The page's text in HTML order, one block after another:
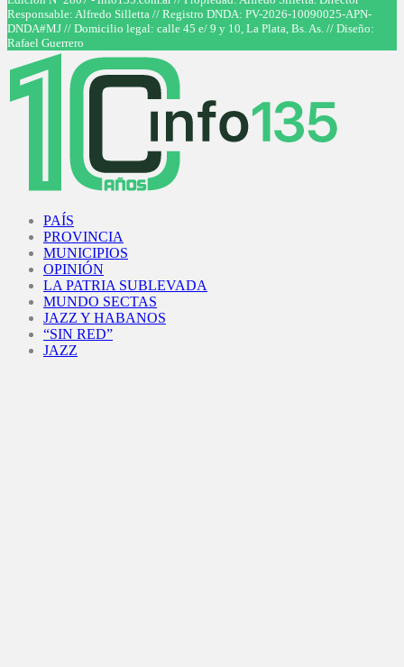
Responsable: Alfredo Silletta // Registro DNDA: PV-2026-10090025-APN-
DNDA#MJ // Domicilio legal: calle 45 e/ 9 y 10, La Plata, Bs. As. // Diseño:
Rafael Guerrero
PAÍS
PROVINCIA
MUNICIPIOS
OPINIÓN
LA PATRIA SUBLEVADA
MUNDO SECTAS
JAZZ Y HABANOS
“SIN RED”
JAZZ